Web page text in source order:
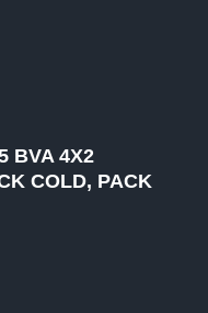
BVA 4X2
COLD, PACK